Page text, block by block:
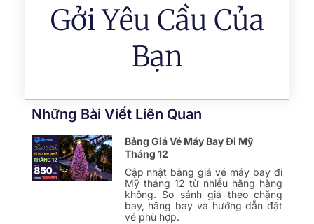
Gởi Yêu Cầu Của
Bạn
Những Bài Viết Liên Quan
Bảng Giá Vé Máy Bay Đi Mỹ
Tháng 12
Cập nhật bảng giá vé máy bay đi
Mỹ tháng 12 từ nhiều hãng hàng
không. So sánh giá theo chặng
bay, hãng bay và hướng dẫn đặt
vé phù hợp.